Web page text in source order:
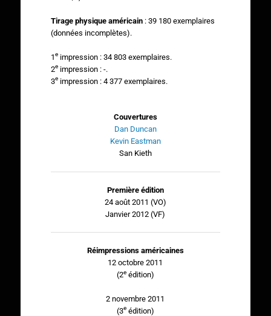
Tirage physique américain: 39 180 exemplaires
(données incomplètes).
1eimpression : 34 803 exemplaires.
2eimpression : -.
3eimpression : 4 377 exemplaires.
Couvertures
Dan Duncan
Kevin Eastman
San Kieth
Première édition
24 août 2011 (VO)
Janvier 2012 (VF)
Réimpressions américaines
12 octobre 2011
(2eédition)
2 novembre 2011
(3eédition)